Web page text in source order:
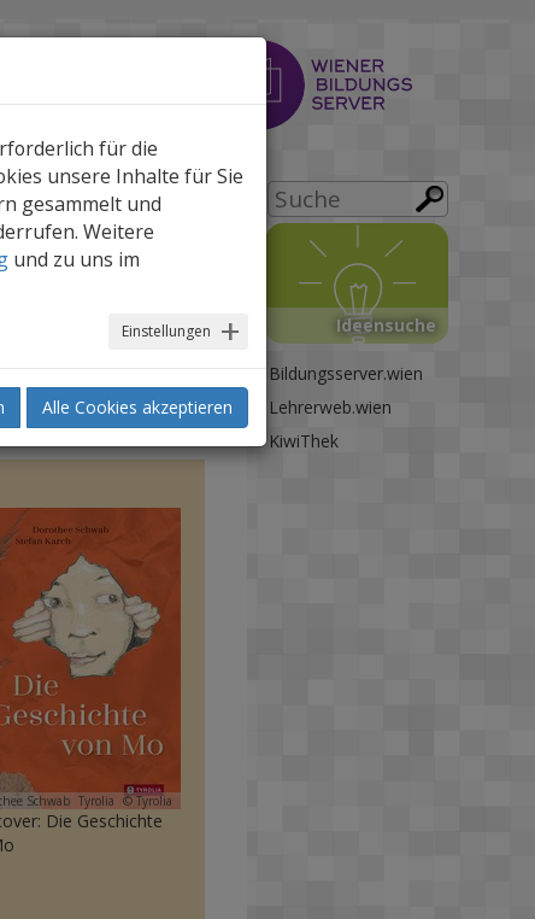
drucken
direkt ins Dorf?
Schwab Tyrolia © Tyrolia
Die Geschichte
Ideensuche
Bildungsserver.wien
Lehrerweb.wien
KiwiThek
für die
unsere Inhalte für Sie
gesammelt und
Weitere
und zu uns im
Einstellungen
Alle Cookies akzeptieren